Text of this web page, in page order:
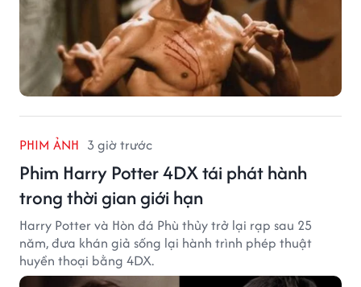
PHIM ẢNH 3 giờ trước
Phim Harry Potter 4DX tái phát hành
trong thời gian giới hạn
Harry Potter và Hòn đá Phù thủy trở lại rạp sau 25
năm, đưa khán giả sống lại hành trình phép thuật
huyền thoại bằng 4DX.